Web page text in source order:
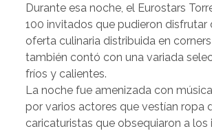
Durante esa noche, el Eurostars
100 invitados que pudieron disfrutar
oferta culinaria distribuida en
también contó con una variada
fríos y calientes.
La noche fue amenizada con
por varios actores que vestían ropa
caricaturistas que obsequiaron a